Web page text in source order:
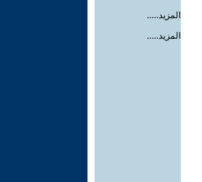
المزيد.....
المزيد.....